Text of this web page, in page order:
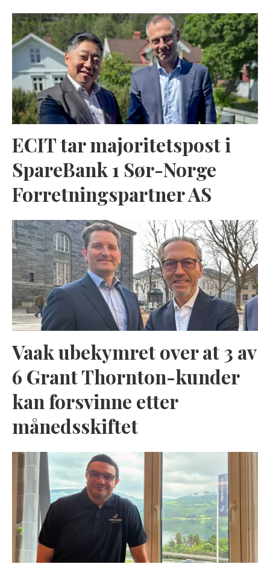
ECIT tar majoritetspost i
SpareBank 1 Sør-Norge
Forretningspartner AS
Vaak ubekymret over at 3 av
6 Grant Thornton-kunder
kan forsvinne etter
månedsskiftet